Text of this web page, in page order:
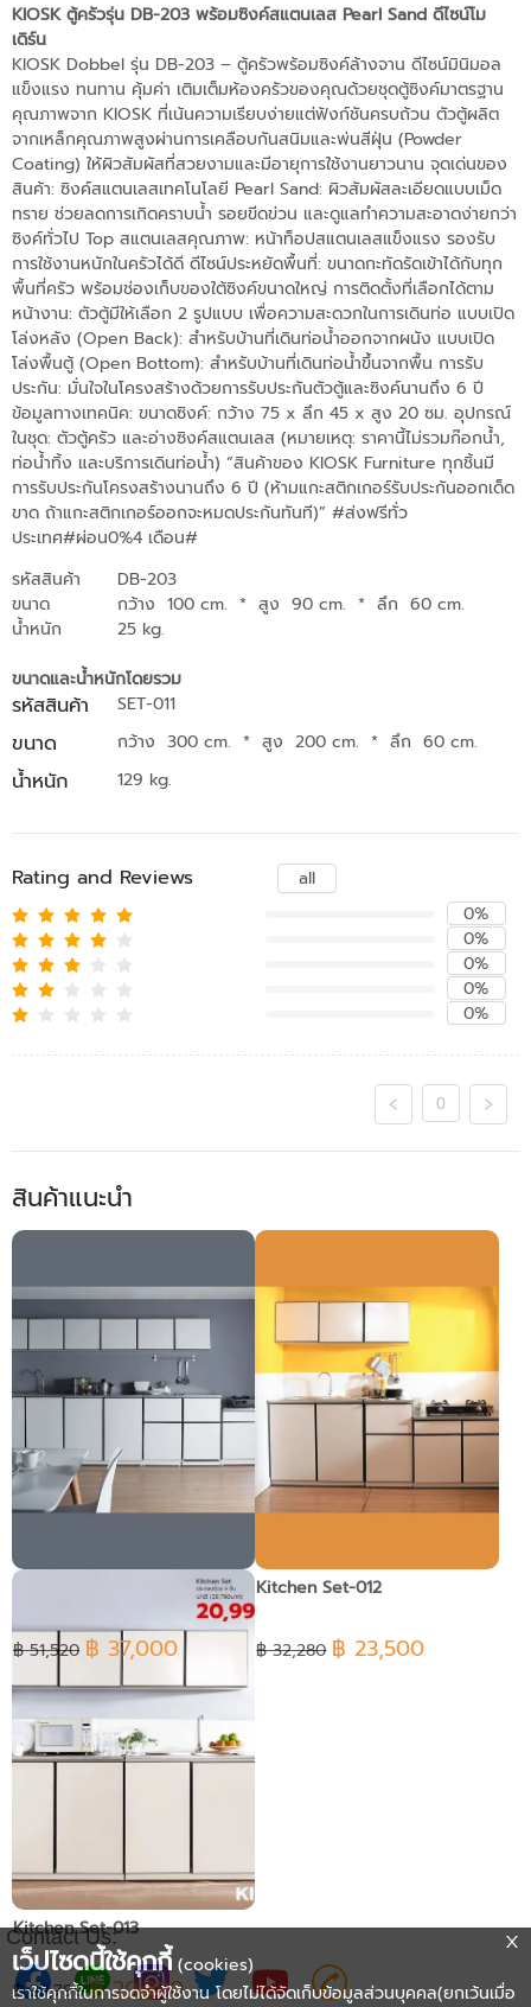
KIOSK ตู้ครัวรุ่น DB-203 พร้อมซิงค์สแตนเลส Pearl Sand ดีไซน์โม
เดิร์น
KIOSK Dobbel รุ่น DB-203 – ตู้ครัวพร้อมซิงค์ล้างจาน ดีไซน์มินิมอล
แข็งแรง ทนทาน คุ้มค่า เติมเต็มห้องครัวของคุณด้วยชุดตู้ซิงค์มาตรฐาน
คุณภาพจาก KIOSK ที่เน้นความเรียบง่ายแต่ฟังก์ชันครบถ้วน ตัวตู้ผลิต
จากเหล็กคุณภาพสูงผ่านการเคลือบกันสนิมและพ่นสีฝุ่น (Powder
Coating) ให้ผิวสัมผัสที่สวยงามและมีอายุการใช้งานยาวนาน จุดเด่นของ
สินค้า: ซิงค์สแตนเลสเทคโนโลยี Pearl Sand: ผิวสัมผัสละเอียดแบบเม็ด
ทราย ช่วยลดการเกิดคราบน้ำ รอยขีดข่วน และดูแลทำความสะอาดง่ายกว่า
ซิงค์ทั่วไป Top สแตนเลสคุณภาพ: หน้าท็อปสแตนเลสแข็งแรง รองรับ
การใช้งานหนักในครัวได้ดี ดีไซน์ประหยัดพื้นที่: ขนาดกะทัดรัดเข้าได้กับทุก
พื้นที่ครัว พร้อมช่องเก็บของใต้ซิงค์ขนาดใหญ่ การติดตั้งที่เลือกได้ตาม
หน้างาน: ตัวตู้มีให้เลือก 2 รูปแบบ เพื่อความสะดวกในการเดินท่อ แบบเปิด
โล่งหลัง (Open Back): สำหรับบ้านที่เดินท่อน้ำออกจากผนัง แบบเปิด
โล่งพื้นตู้ (Open Bottom): สำหรับบ้านที่เดินท่อน้ำขึ้นจากพื้น การรับ
ประกัน: มั่นใจในโครงสร้างด้วยการรับประกันตัวตู้และซิงค์นานถึง 6 ปี
ข้อมูลทางเทคนิค: ขนาดซิงค์: กว้าง 75 x ลึก 45 x สูง 20 ซม. อุปกรณ์
ในชุด: ตัวตู้ครัว และอ่างซิงค์สแตนเลส (หมายเหตุ: ราคานี้ไม่รวมก๊อกน้ำ,
ท่อน้ำทิ้ง และบริการเดินท่อน้ำ) “สินค้าของ KIOSK Furniture ทุกชิ้นมี
การรับประกันโครงสร้างนานถึง 6 ปี (ห้ามแกะสติกเกอร์รับประกันออกเด็ด
ขาด ถ้าแกะสติกเกอร์ออกจะหมดประกันทันที)” #ส่งฟรีทั่ว
ประเทศ#ผ่อน0%4 เดือน#
รหัสสินค้า
DB-203
ขนาด
กว้าง 100 cm. * สูง 90 cm. * ลึก 60 cm.
น้ำหนัก
25 kg.
ขนาดและน้ำหนักโดยรวม
รหัสสินค้า SET-011
ขนาด กว้าง 300 cm. * สูง 200 cm. * ลึก 60 cm.
น้ำหนัก 129 kg.
Rating and Reviews
all
0%
0%
0%
0%
0%
0
สินค้าแนะนำ
฿ 51,520 ฿ 37,000
Kitchen Set-012
฿ 32,280 ฿ 23,500
Kitchen Set-013
฿ 28,790 ฿ 20,990
Contact Us:
เว็ปไซดนี้ใช้คุกกี้ (cookies)
เราใช้คุกกี้ในการจดจำผู้ใช้งาน โดยไม่ได้จัดเก็บข้อมูลส่วนบุคคล(ยกเว้นเมื่อ